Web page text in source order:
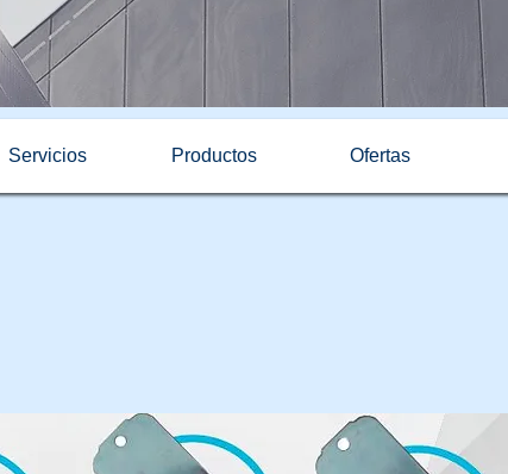
Servicios Productos Ofertas